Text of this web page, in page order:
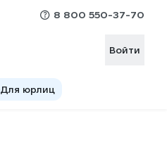
8 800 550-37-70
Войти
Для юрлиц